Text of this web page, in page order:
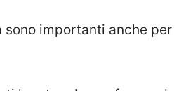
importanti anche per